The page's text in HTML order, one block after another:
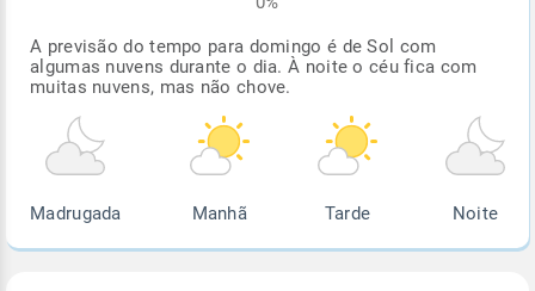
A previsão do tempo para domingo é de Sol com
algumas nuvens durante o dia. À noite o céu fica com
muitas nuvens, mas não chove.
Madrugada Manhã Tarde Noite